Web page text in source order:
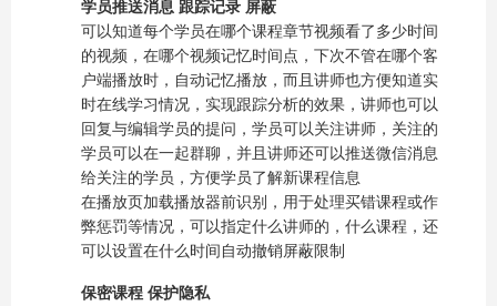
学员推送消息 跟踪记录 屏蔽
可以知道每个学员在哪个课程章节视频看了多少时间
的视频，在哪个视频记忆时间点，下次不管在哪个客
户端播放时，自动记忆播放，而且讲师也方便知道实
时在线学习情况，实现跟踪分析的效果，讲师也可以
回复与编辑学员的提问，学员可以关注讲师，关注的
学员可以在一起群聊，并且讲师还可以推送微信消息
给关注的学员，方便学员了解新课程信息
在播放页加载播放器前识别，用于处理买错课程或作
弊惩罚等情况，可以指定什么讲师的，什么课程，还
可以设置在什么时间自动撤销屏蔽限制
保密课程 保护隐私